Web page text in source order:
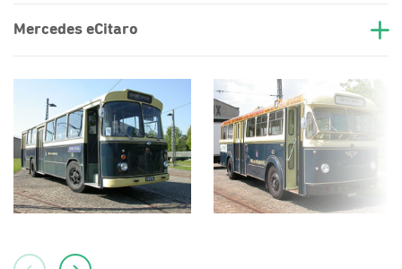
Mercedes eCitaro